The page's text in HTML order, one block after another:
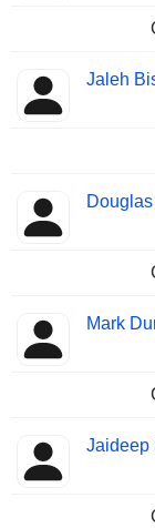
Jaleh
Mark
Jaideep